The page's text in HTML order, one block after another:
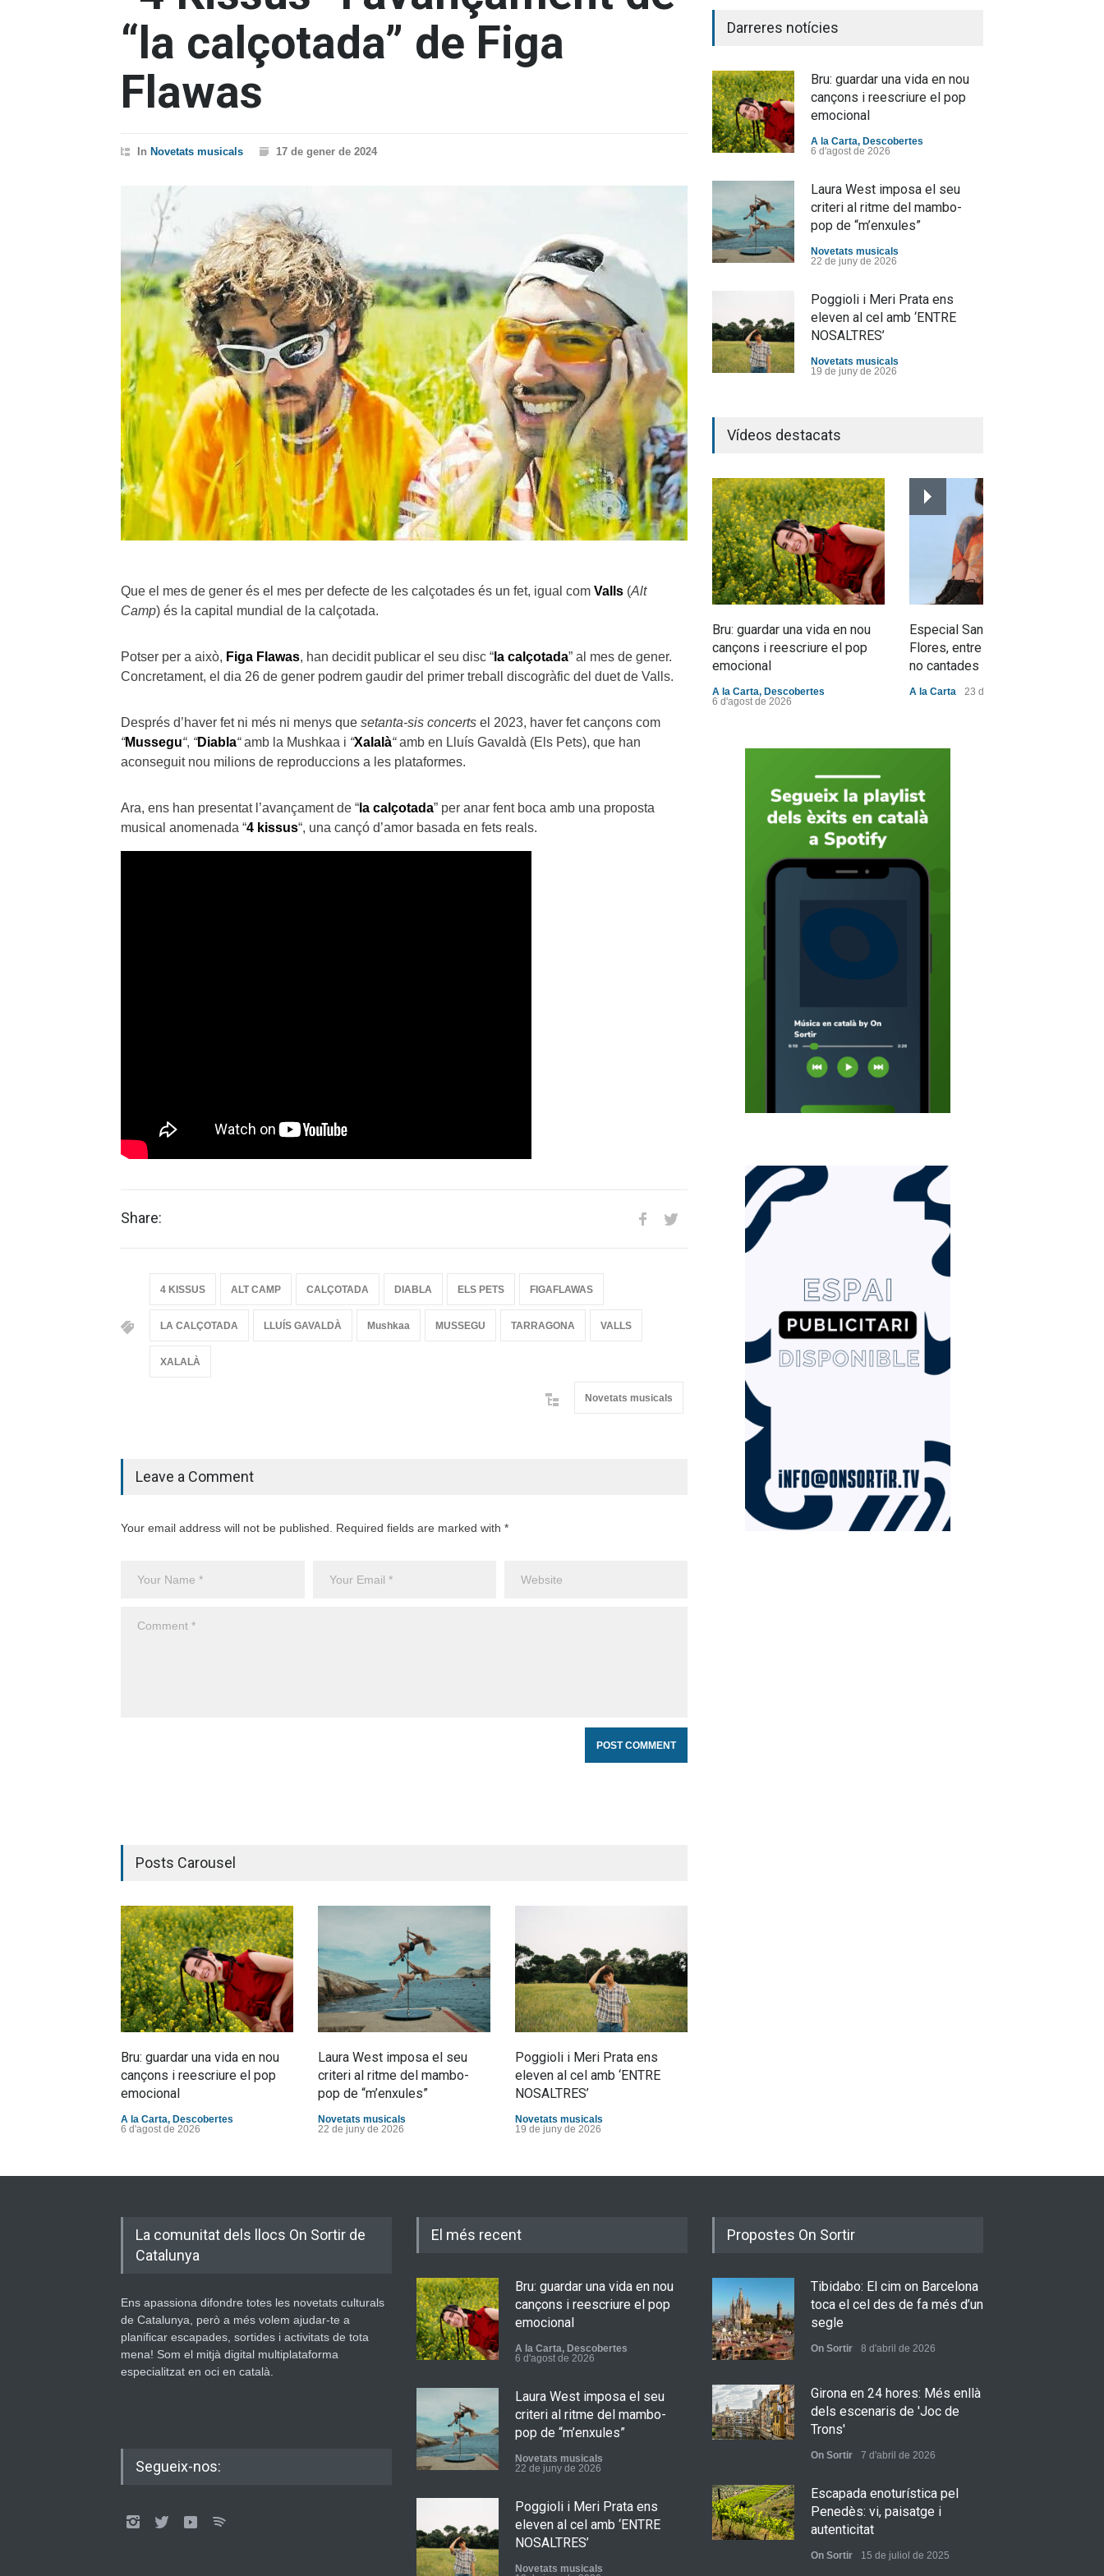
“la calçotada” de Figa
Flawas
In Novetats musicals 17 de gener de 2024
Que el mes de gener és el mes per defecte de les calçotades és un fet, igual com Valls (Alt
Camp) és la capital mundial de la calçotada.
Potser per a això, Figa Flawas, han decidit publicar el seu disc “ la calçotada” al mes de gener.
Concretament, el dia 26 de gener podrem gaudir del primer treball discogràfic del duet de Valls.
Després d’haver fet ni més ni menys que setanta-sis concerts el 2023, haver fet cançons com
“Mussegu“, “Diabla“amb la Mushkaa i “Xalalà“amb en Lluís Gavaldà (Els Pets), que han
aconseguit nou milions de reproduccions a les plataformes.
Ara, ens han presentat l’avançament de “ la calçotada” per anar fent boca amb una proposta
musical anomenada “4 kissus“, una cançó d’amor basada en fets reals.
Share:
4 KISSUS ALT CAMP CALÇOTADA DIABLA ELS PETS FIGAFLAWAS
LA CALÇOTADA LLUÍS GAVALDÀ Mushkaa MUSSEGU TARRAGONA VALLS
XALALÀ
Novetats musicals
Leave a Comment
Your email address will not be published. Required fields are marked with *
Posts Carousel
Bru: guardar una vida en nou
cançons i reescriure el pop
emocional
A la Carta, Descobertes
6 d'agost de 2026
Laura West imposa el seu
criteri al ritme del mambo-
pop de “m’enxules”
Novetats musicals
22 de juny de 2026
Poggioli i Meri Prata ens
eleven al cel amb ‘ENTRE
NOSALTRES’
Novetats musicals
19 de juny de 2026
Darreres notícies
Bru: guardar una vida en nou
cançons i reescriure el pop
emocional
A la Carta, Descobertes
6 d'agost de 2026
Laura West imposa el seu
criteri al ritme del mambo-
pop de “m’enxules”
Novetats musicals
22 de juny de 2026
Poggioli i Meri Prata ens
eleven al cel amb ‘ENTRE
NOSALTRES’
Novetats musicals
19 de juny de 2026
transformen els ‘Cants
d’Estisorar’ en pop actual
10 de juny de 2026
Bèrnia i El Diluvi s’avancen a
la calor amb l’himne definitiu,
“L’ESTIU”
Novetats musicals
5 de juny de 2026
Vídeos destacats
Bru: guardar una vida en nou
cançons i reescriure el pop
emocional
A la Carta, Descobertes
6 d'agost de 2026
Especial Sant Jordi: Mabel
Flores, entre dracs i veritats
no cantades
A la Carta 23 d'abril de 2026
La comunitat dels llocs On Sortir de
Catalunya
Ens apassiona difondre totes les novetats culturals
de Catalunya, però a més volem ajudar-te a
planificar escapades, sortides i activitats de tota
mena! Som el mitjà digital multiplataforma
especialitzat en oci en català.
Segueix-nos:
El més recent
Bru: guardar una vida en nou
cançons i reescriure el pop
emocional
A la Carta, Descobertes
6 d'agost de 2026
Laura West imposa el seu
criteri al ritme del mambo-
pop de “m’enxules”
Novetats musicals
22 de juny de 2026
Poggioli i Meri Prata ens
eleven al cel amb ‘ENTRE
NOSALTRES’
Novetats musicals
Propostes On Sortir
Tibidabo: El cim on Barcelona
toca el cel des de fa més d’un
segle
On Sortir 8 d'abril de 2026
Girona en 24 hores: Més enllà
dels escenaris de 'Joc de
Trons'
On Sortir 7 d'abril de 2026
Escapada enoturística pel
Penedès: vi, paisatge i
autenticitat
On Sortir 15 de juliol de 2025